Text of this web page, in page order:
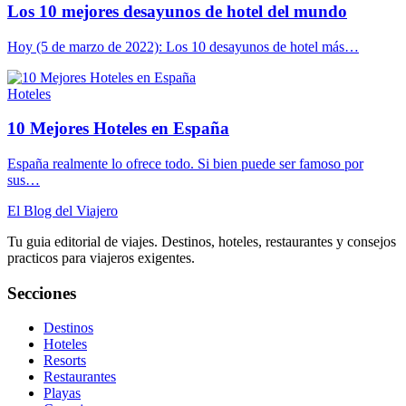
Los 10 mejores desayunos de hotel del mundo
Hoy (5 de marzo de 2022): Los 10 desayunos de hotel más…
Hoteles
10 Mejores Hoteles en España
España realmente lo ofrece todo. Si bien puede ser famoso por
sus…
El Blog del Viajero
Tu guia editorial de viajes. Destinos, hoteles, restaurantes y consejos
practicos para viajeros exigentes.
Secciones
Destinos
Hoteles
Resorts
Restaurantes
Playas